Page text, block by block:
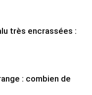
très encrassées :
: combien de